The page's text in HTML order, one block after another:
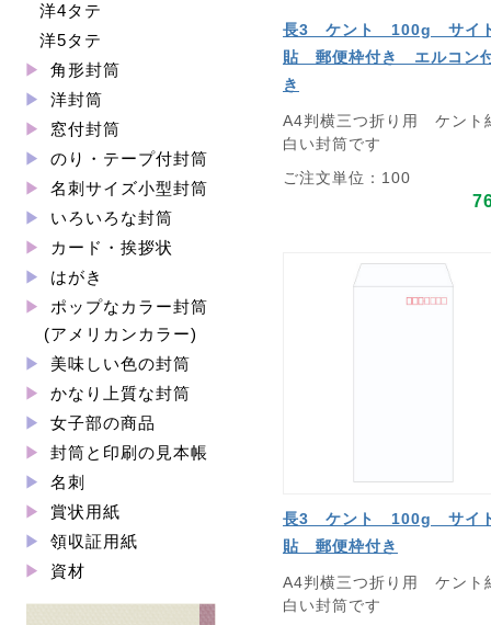
洋4タテ
洋5タテ
角形封筒
洋封筒
窓付封筒
のり・テープ付封筒
名刺サイズ小型封筒
いろいろな封筒
カード・挨拶状
はがき
ポップなカラー封筒
(アメリカンカラー)
美味しい色の封筒
かなり上質な封筒
女子部の商品
封筒と印刷の見本帳
名刺
賞状用紙
領収証用紙
資材
長3 ケント 100g サイ
貼 郵便枠付き エルコン
き
A4判横三つ折り用 ケント
白い封筒です
ご注文単位：100
長3 ケント 100g サイ
貼 郵便枠付き
A4判横三つ折り用 ケント
白い封筒です